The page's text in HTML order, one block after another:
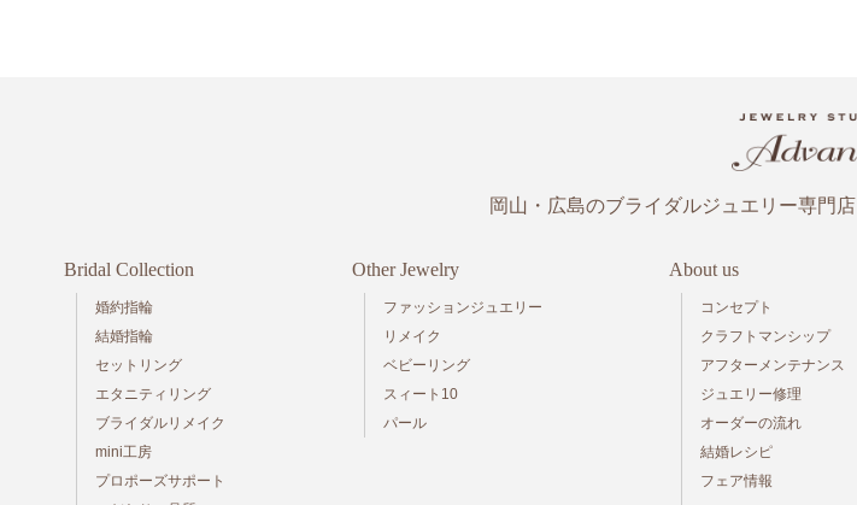
岡山・広島のブライダルジュエリー専門店
Bridal Collection
婚約指輪
結婚指輪
セットリング
エタニティリング
ブライダルリメイク
mini工房
プロポーズサポート
Other Jewelry
ファッションジュエリー
リメイク
ベビーリング
スィート10
パール
About us
コンセプト
クラフトマンシップ
アフターメンテナンス
ジュエリー修理
オーダーの流れ
結婚レシピ
フェア情報